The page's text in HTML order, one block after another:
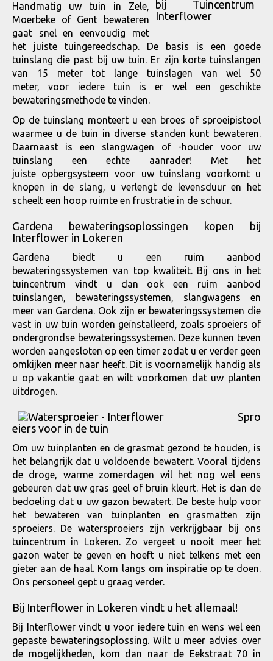
Handmatig uw tuin in Zele,
Moerbeke of Gent bewateren
gaat snel en eenvoudig met
het juiste tuingereedschap. De basis is een goede
tuinslang die past bij uw tuin. Er zijn korte tuinslangen
van 15 meter tot lange tuinslagen van wel 50
meter, voor iedere tuin is er wel een geschikte
bewateringsmethode te vinden.
Op de tuinslang monteert u een broes of sproeipistool
waarmee u de tuin in diverse standen kunt bewateren.
Daarnaast is een slangwagen of -houder voor uw
tuinslang een echte aanrader! Met het
juiste opbergsysteem voor uw tuinslang voorkomt u
knopen in de slang, u verlengt de levensduur en het
scheelt een hoop ruimte en frustratie in de schuur.
Gardena bewateringsoplossingen kopen bij
Interflower in Lokeren
Gardena biedt u een ruim aanbod
bewateringssystemen van top kwaliteit. Bij ons in het
tuincentrum vindt u dan ook een ruim aanbod
tuinslangen, bewateringssystemen, slangwagens en
meer van Gardena. Ook zijn er bewateringssystemen die
vast in uw tuin worden geïnstalleerd, zoals sproeiers of
ondergrondse bewateringssystemen. Deze kunnen teven
worden aangesloten op een timer zodat u er verder geen
omkijken meer naar heeft. Dit is voornamelijk handig als
u op vakantie gaat en wilt voorkomen dat uw planten
uitdrogen.
Spro
eiers voor in de tuin
Om uw tuinplanten en de grasmat gezond te houden, is
het belangrijk dat u voldoende bewatert. Vooral tijdens
de droge, warme zomerdagen wil het nog wel eens
gebeuren dat uw gras geel of bruin kleurt. Het is dan de
bedoeling dat u uw gazon bewatert. De beste hulp voor
het bewateren van tuinplanten en grasmatten zijn
sproeiers. De watersproeiers zijn verkrijgbaar bij ons
tuincentrum in Lokeren. Zo vergeet u nooit meer het
gazon water te geven en hoeft u niet telkens met een
gieter aan de haal. Kom langs om inspiratie op te doen.
Ons personeel gept u graag verder.
Bij Interflower in Lokeren vindt u het allemaal!
Bij Interflower vindt u voor iedere tuin en wens wel een
gepaste bewateringsoplossing. Wilt u meer advies over
de mogelijkheden, kom dan naar de Eekstraat 70 in